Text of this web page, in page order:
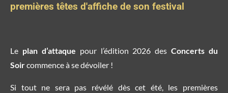
premières têtes d'affiche de son festival
Le plan d’attaque pour l’édition 2026 desConcerts du
Soircommence à se dévoiler !
Si tout ne sera pas révélé dès cet été, les premières